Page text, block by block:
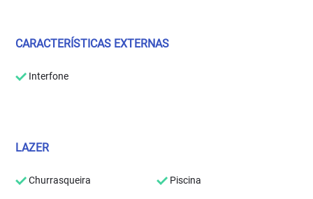
CARACTERÍSTICAS EXTERNAS
Interfone
LAZER
Churrasqueira Piscina